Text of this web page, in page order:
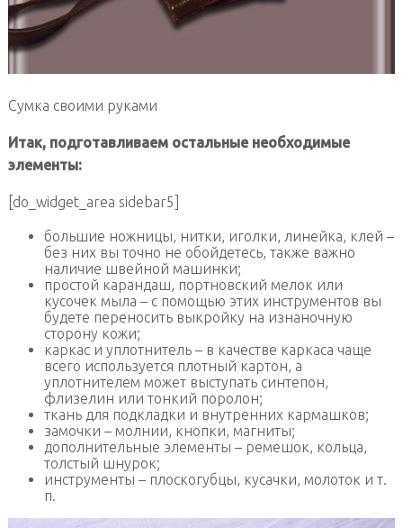
Сумка своими руками
Итак, подготавливаем остальные необходимые
элементы:
[do_widget_area sidebar5]
большие ножницы, нитки, иголки, линейка, клей –
без них вы точно не обойдетесь, также важно
наличие швейной машинки;
простой карандаш, портновский мелок или
кусочек мыла – с помощью этих инструментов вы
будете переносить выкройку на изнаночную
сторону кожи;
каркас и уплотнитель – в качестве каркаса чаще
всего используется плотный картон, а
уплотнителем может выступать синтепон,
флизелин или тонкий поролон;
ткань для подкладки и внутренних кармашков;
замочки – молнии, кнопки, магниты;
дополнительные элементы – ремешок, кольца,
толстый шнурок;
инструменты – плоскогубцы, кусачки, молоток и т.
п.